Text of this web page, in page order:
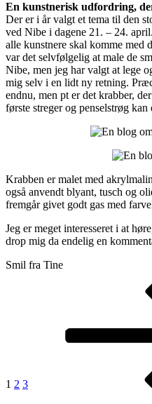
En kunstnerisk udfordring,
Der er i år valgt et tema til den
ved Nibe i dagene 21. – 24.
alle kunstnere skal komme med
var det selvfølgelig at male de
Nibe, men jeg har valgt at lege
mig selv i en lidt ny retning.
endnu, men pt er det krabber,
første streger og penselstrøg kan
Krabben er malet med
også anvendt blyant, tusch og
fremgår givet godt gas med
Jeg er meget interesseret i at
drop mig da endelig en
Smil fra Tine
1 2 3